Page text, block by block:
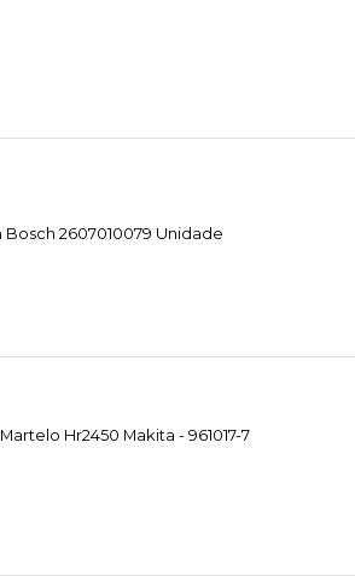
2607010079 Unidade
Hr2450 Makita - 961017-7